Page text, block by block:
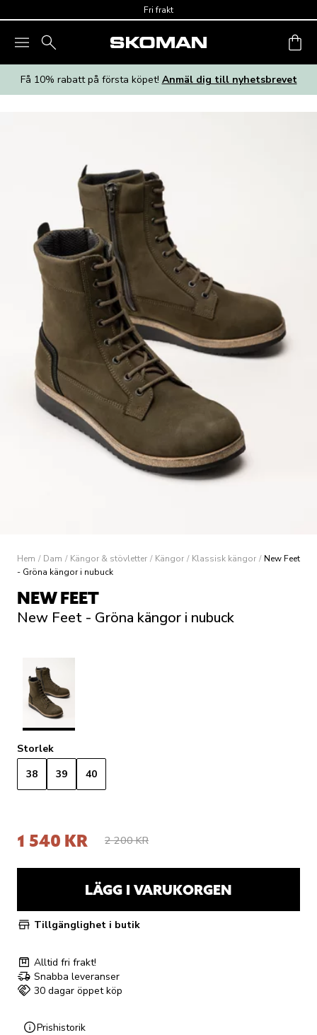
Fri frakt
Få 10% rabatt på första köpet! Anmäl dig till nyhetsbrevet
Hem / Dam / Kängor & stövletter / Kängor / Klassisk kängor / New Feet
- Gröna kängor i nubuck
NEW FEET
New Feet - Gröna kängor i nubuck
Storlek
38
39 40
1 540 KR 2 200 KR
LÄGG I VARUKORGEN
Tillgänglighet i butik
Alltid fri frakt!
Snabba leveranser
30 dagar öppet köp
Prishistorik